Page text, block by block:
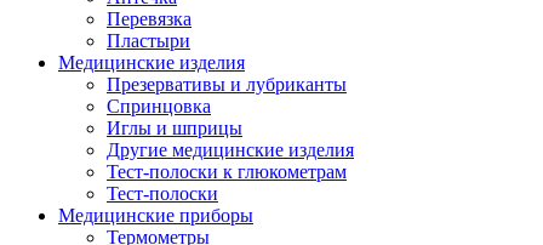
Перевязка
Пластыри
Медицинские изделия
Презервативы и лубриканты
Спринцовка
Иглы и шприцы
Другие медицинские изделия
Тест-полоски к глюкометрам
Тест-полоски
Медицинские приборы
Термометры